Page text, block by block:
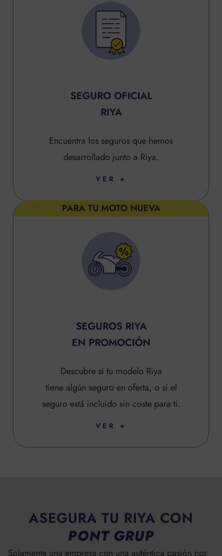
SEGURO OFICIAL
RIYA
Encuentra los seguros que hemos
desarrollado junto a Riya.
VER +
PARA TU MOTO NUEVA
SEGUROS RIYA
EN PROMOCIÓN
Descubre si tu modelo Riya
tiene algún seguro en oferta, o si el
seguro está incluido sin coste para ti.
VER +
ASEGURA TU RIYA CON
PONT GRUP
Solamente una empresa con una auténtica pasión por